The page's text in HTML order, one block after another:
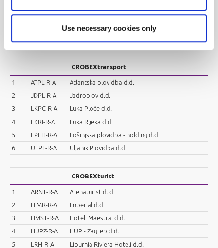
Use necessary cookies only
4
LEDO-R-A
Ledo d.d.
Podravka d.d.
CROBEXtransport
1 ATPL-R-A
Atlantska plovidba d.d.
2
JDPL-R-A
Jadroplov d.d.
3
LKPC-R-A
Luka Ploče d.d.
4
LKRI-R-A
Luka Rijeka d.d.
5
LPLH-R-A
Lošinjska plovidba - holding d.d.
6
ULPL-R-A Uljanik Plovidba d.d.
CROBEXturist
1 ARNT-R-A
Arenaturist d. d.
2
HIMR-R-A
Imperial d.d.
3
HMST-R-A
Hoteli Maestral d.d.
4
HUPZ-R-A
HUP - Zagreb d.d.
5
LRH-R-A
Liburnia Riviera Hoteli d.d.